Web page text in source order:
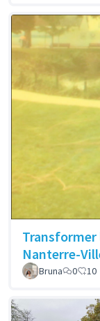
Transformer
Nanterre-
Bruna 0 10